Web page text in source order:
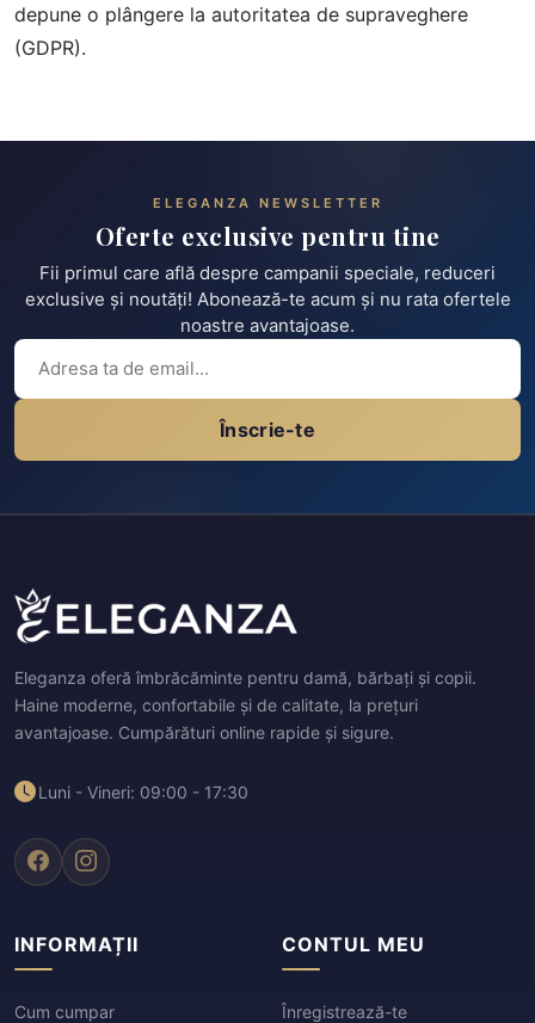
depune o plângere la autoritatea de supraveghere
(GDPR).
ELEGANZA NEWSLETTER
Oferte exclusive pentru tine
Fii primul care află despre campanii speciale, reduceri
exclusive și noutăți! Abonează-te acum și nu rata ofertele
noastre avantajoase.
Înscrie-te
Eleganza oferă îmbrăcăminte pentru damă, bărbați și copii.
Haine moderne, confortabile și de calitate, la prețuri
avantajoase. Cumpărături online rapide și sigure.
Luni - Vineri: 09:00 - 17:30
INFORMAȚII
Cum cumpar
CONTUL MEU
Înregistrează-te